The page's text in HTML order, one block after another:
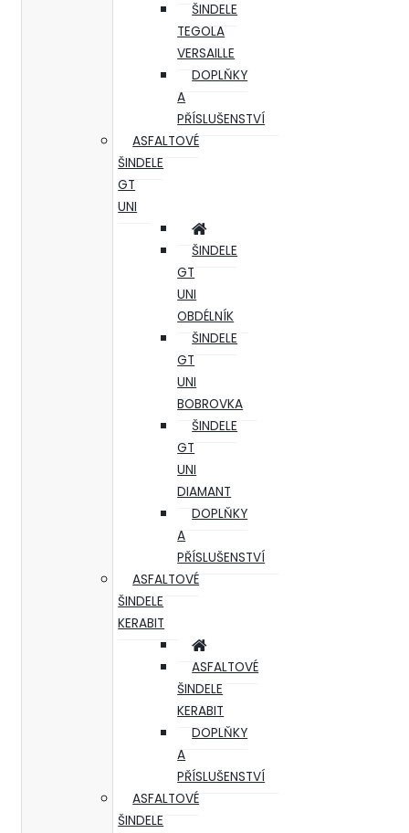
ŠINDELE
TEGOLA
VERSAILLE
DOPLŇKY
A
PŘÍSLUŠENSTVÍ
ASFALTOVÉ
ŠINDELE
GT
UNI
ŠINDELE
GT
UNI
OBDÉLNÍK
ŠINDELE
GT
UNI
BOBROVKA
ŠINDELE
GT
UNI
DIAMANT
DOPLŇKY
A
PŘÍSLUŠENSTVÍ
ASFALTOVÉ
ŠINDELE
KERABIT
ASFALTOVÉ
ŠINDELE
KERABIT
DOPLŇKY
A
PŘÍSLUŠENSTVÍ
ASFALTOVÉ
ŠINDELE